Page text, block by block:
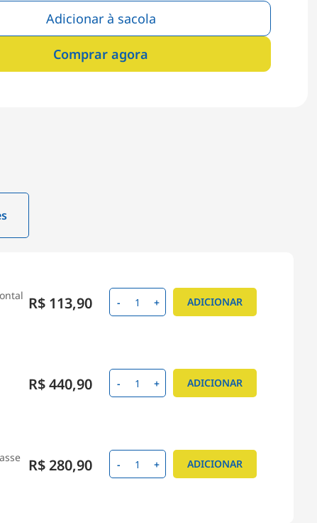
Adicionar à sacola
Comprar agora
R$ 113,90 - + ADICIONAR
R$ 440,90 - + ADICIONAR
R$ 280,90 - + ADICIONAR